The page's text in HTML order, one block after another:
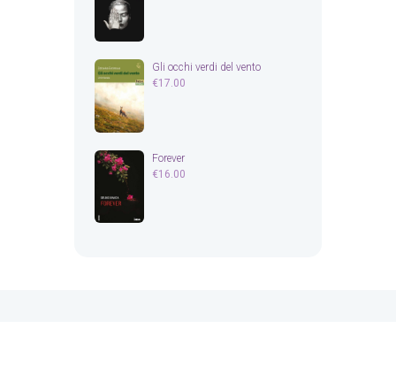
Gli occhi verdi del vento
€17.00
Forever
€16.00